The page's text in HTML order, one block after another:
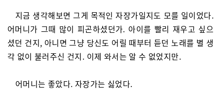
지금 생각해보면 그게 목적인 자장가일지도 모를 일이었다.
어머니가 그때 많이 피곤하셨던가. 아이를 빨리 재우고 싶으
셨던 건지, 아니면 그냥 당신도 어릴 때부터 듣던 노래를 별 생
각 없이 불러주신 건지. 이제 와서는 알 수 없었지만.
어머니는 좋았다. 자장가는 싫었다.